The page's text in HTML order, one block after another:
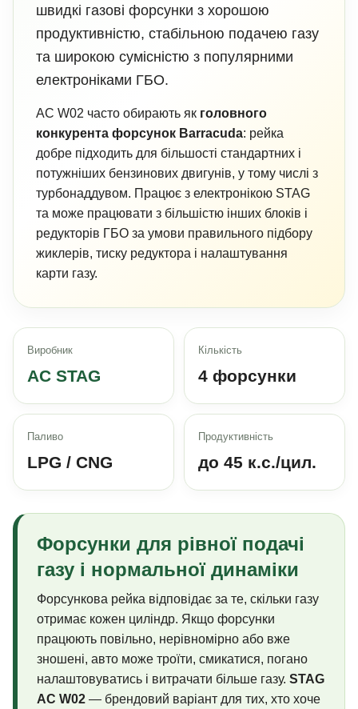
швидкі газові форсунки з хорошою
продуктивністю, стабільною подачею газу
та широкою сумісністю з популярними
електроніками ГБО.
AC W02 часто обирають як головного
конкурента форсунок Barracuda: рейка
добре підходить для більшості стандартних і
потужніших бензинових двигунів, у тому числі з
турбонаддувом. Працює з електронікою STAG
та може працювати з більшістю інших блоків і
редукторів ГБО за умови правильного підбору
жиклерів, тиску редуктора і налаштування
карти газу.
Виробник
AC STAG
Кількість
4 форсунки
Паливо
LPG / CNG
Продуктивність
до 45 к.с./цил.
Форсунки для рівної подачі
газу і нормальної динаміки
Форсункова рейка відповідає за те, скільки газу
отримає кожен циліндр. Якщо форсунки
працюють повільно, нерівномірно або вже
зношені, авто може троїти, смикатися, погано
налаштовуватись і витрачати більше газу. STAG
AC W02 — брендовий варіант для тих, хто хоче